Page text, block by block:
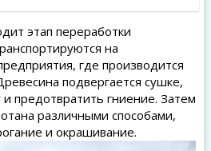
этап переработки
на
где производится
подвергается сушке,
и предотвратить гниение. Затем
различными способами,
и окрашивание.